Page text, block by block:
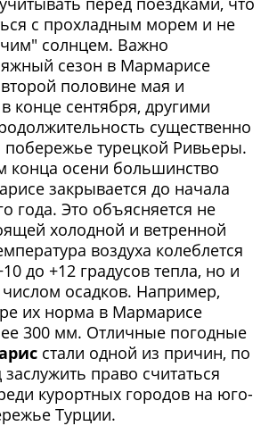
с прохладным морем и не
солнцем. Важно
сезон в Мармарисе
половине мая и
конце сентября, другими
существенно
турецкой Ривьеры.
конца осени большинство
закрывается до начала
года. Это объясняется не
холодной и ветренной
воздуха колеблется
до +12 градусов тепла, но и
осадков. Например,
их норма в Мармарисе
300 мм. Отличные погодные
стали одной из причин, по
право считаться
курортных городов на юго-
Турции.